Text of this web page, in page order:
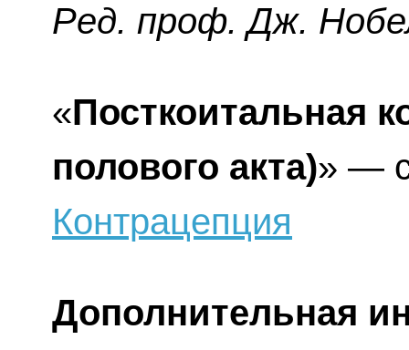
Ред. проф. Дж.
«Посткоитальная
полового акта)» —
Контрацепция
Дополнительная